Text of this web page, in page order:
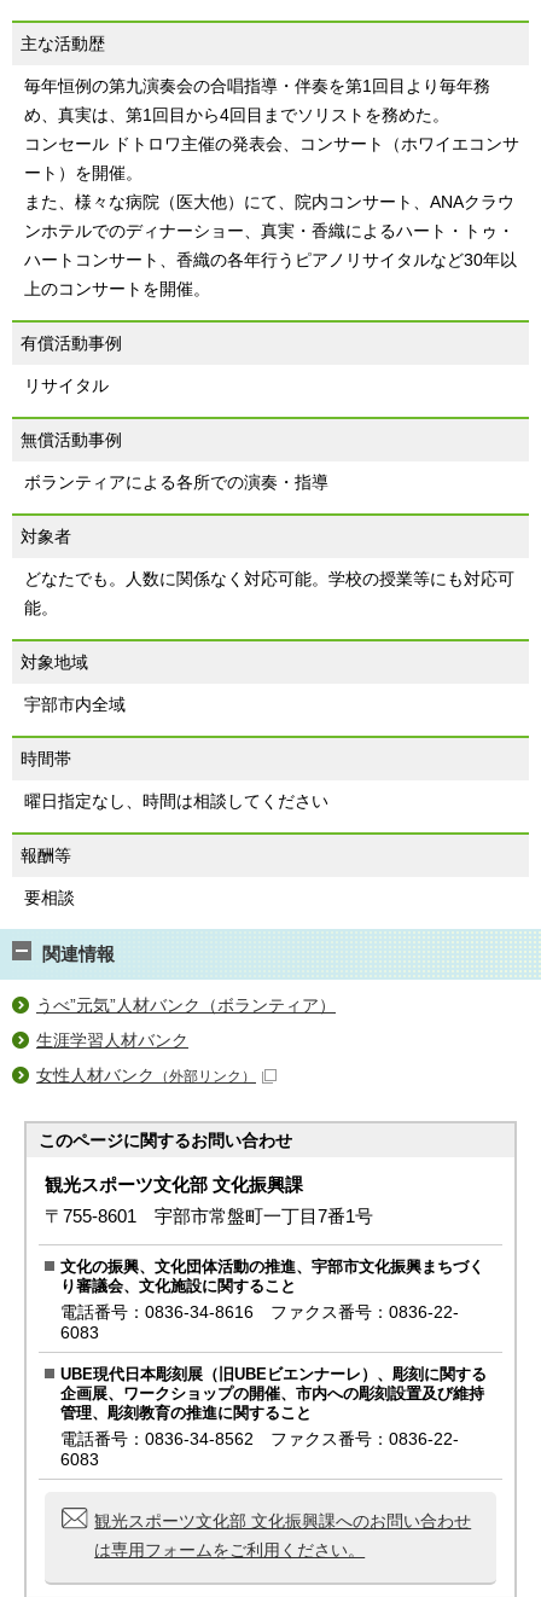
主な活動歴
毎年恒例の第九演奏会の合唱指導・伴奏を第1回目より毎年務
め、真実は、第1回目から4回目までソリストを務めた。
コンセール ドトロワ主催の発表会、コンサート（ホワイエコンサ
ート）を開催。
また、様々な病院（医大他）にて、院内コンサート、ANAクラウ
ンホテルでのディナーショー、真実・香織によるハート・トゥ・
ハートコンサート、香織の各年行うピアノリサイタルなど30年以
上のコンサートを開催。
有償活動事例
リサイタル
無償活動事例
ボランティアによる各所での演奏・指導
対象者
どなたでも。人数に関係なく対応可能。学校の授業等にも対応可
能。
対象地域
宇部市内全域
時間帯
曜日指定なし、時間は相談してください
報酬等
要相談
関連情報
うべ”元気”人材バンク（ボランティア）
生涯学習人材バンク
女性人材バンク
（外部リンク）
このページに関するお問い合わせ
観光スポーツ文化部 文化振興課
〒755-8601 宇部市常盤町一丁目7番1号
文化の振興、文化団体活動の推進、宇部市文化振興まちづく
り審議会、文化施設に関すること
電話番号：0836-34-8616 ファクス番号：0836-22-
6083
UBE現代日本彫刻展（旧UBEビエンナーレ）、彫刻に関する
企画展、ワークショップの開催、市内への彫刻設置及び維持
管理、彫刻教育の推進に関すること
電話番号：0836-34-8562 ファクス番号：0836-22-
6083
観光スポーツ文化部 文化振興課へのお問い合わせ
は専用フォームをご利用ください。